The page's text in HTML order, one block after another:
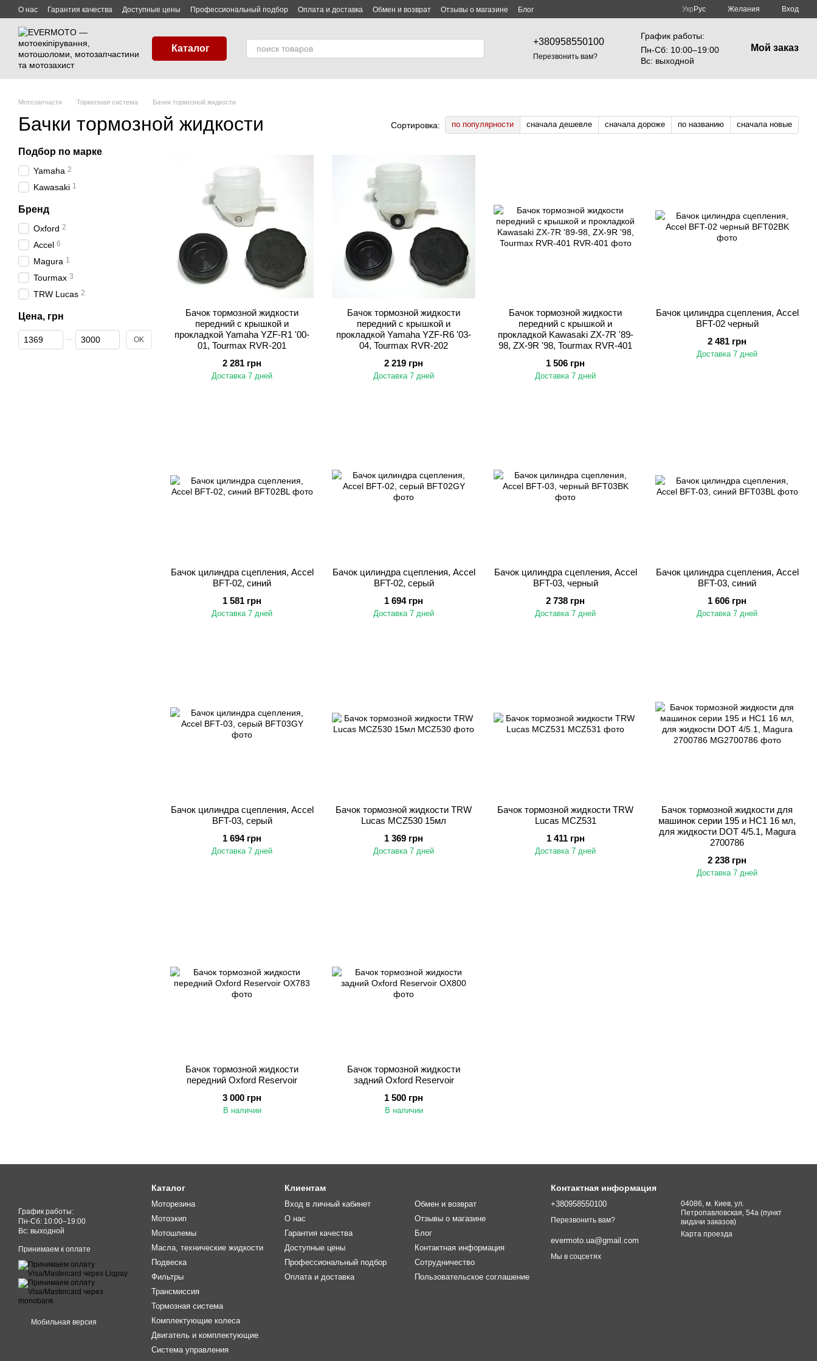
Перейти к основному контенту
О нас Гарантия качества Доступные цены Профессиональный подбор Оплата и доставка Обмен и возврат Отзывы о магазине
Блог
Укр Рус Желания Вход
Каталог
+380958550100
Перезвонить вам?
График работы:
Пн-Cб: 10:00–19:00
Вс: выходной
Мой заказ
Мотозапчасти Тормозная система Бачки тормозной жидкости
Бачки тормозной жидкости Сортировка: по популярности сначала дешевле сначала дороже по названию сначала новые
Бачок тормозной жидкости
передний с крышкой и
прокладкой Yamaha YZF-R1 '00-
01, Tourmax RVR-201
2 281 грн
Доставка 7 дней
Бачок тормозной жидкости
передний с крышкой и
прокладкой Yamaha YZF-R6 '03-
04, Tourmax RVR-202
2 219 грн
Доставка 7 дней
Бачок тормозной жидкости
передний с крышкой и
прокладкой Kawasaki ZX-7R '89-
98, ZX-9R '98, Tourmax RVR-401
1 506 грн
Доставка 7 дней
Бачок цилиндра сцепления, Accel
BFT-02 черный
2 481 грн
Доставка 7 дней
Бачок цилиндра сцепления, Accel
BFT-02, синий
1 581 грн
Доставка 7 дней
Бачок цилиндра сцепления, Accel
BFT-02, серый
1 694 грн
Доставка 7 дней
Бачок цилиндра сцепления, Accel
BFT-03, черный
2 738 грн
Доставка 7 дней
Бачок цилиндра сцепления, Accel
BFT-03, синий
1 606 грн
Доставка 7 дней
Бачок цилиндра сцепления, Accel
BFT-03, серый
1 694 грн
Доставка 7 дней
Бачок тормозной жидкости TRW
Lucas MCZ530 15мл
1 369 грн
Доставка 7 дней
Бачок тормозной жидкости TRW
Lucas MCZ531
1 411 грн
Доставка 7 дней
Бачок тормозной жидкости для
машинок серии 195 и HC1 16 мл,
для жидкости DOT 4/5.1, Magura
2700786
2 238 грн
Доставка 7 дней
Бачок тормозной жидкости
передний Oxford Reservoir
3 000 грн
В наличии
Бачок тормозной жидкости
задний Oxford Reservoir
1 500 грн
В наличии
Подбор по марке
Yamaha 2
Kawasaki 1
Бренд
Oxford 2
Accel 6
Magura 1
Tourmax 3
TRW Lucas 2
Цена, грн
От Цена, грн
До Цена, грн OK
График работы:
Пн-Cб: 10:00–19:00
Вс: выходной
Принимаем к оплате
Мобильная версия
Каталог
Моторезина
Мотоэкип
Мотошлемы
Масла, технические жидкости
Подвеска
Фильтры
Трансмиссия
Тормозная система
Комплектующие колеса
Двигатель и комплектующие
Система управления
Клиентам
Вход в личный кабинет
О нас
Гарантия качества
Доступные цены
Профессиональный подбор
Оплата и доставка
Обмен и возврат
Отзывы о магазине
Блог
Контактная информация
Сотрудничество
Пользовательское соглашение
Контактная информация
+380958550100
Перезвонить вам?
evermoto.ua@gmail.com
04086, м. Киев, ул.
Петропавловская, 54а (пункт
видачи заказов)
Карта проезда
Мы в соцсетях